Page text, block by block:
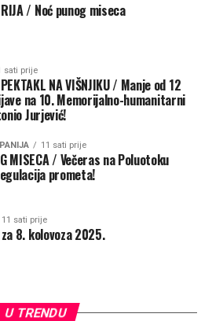
putnike da podignu pogled
prekriže se i barem
na putu života
ne započinjemo sami i da
plod naše vještine, nego i
taj kip bude svjetionik vjere i
bdije Majka koja nas upućuje
Spasitelju“, poručio je
/ Noć punog miseca
sati prije
NA VIŠNJIKU / Manje od 12
na 10. Memorijalno-humanitarni
Jurjević!
11 sati prije
MISECA / Večeras na Poluotoku
prometa!
11 sati prije
8. kolovoza 2025.
U TRENDU